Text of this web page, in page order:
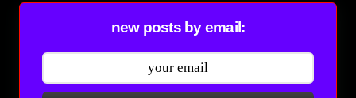
new posts by email: